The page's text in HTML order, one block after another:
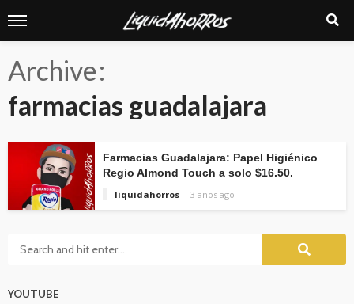
Archive
farmacias guadalajara
Farmacias Guadalajara: Papel Higiénico
Regio Almond Touch a solo $16.50.
liquidahorros
3 años ago
YOUTUBE